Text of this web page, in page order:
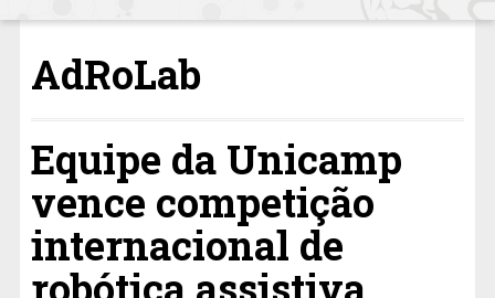
AdRoLab
Equipe da Unicamp
vence competição
internacional de